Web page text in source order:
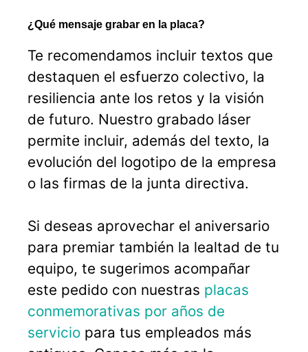
¿Qué mensaje grabar en la placa?
Te recomendamos incluir textos que
destaquen el esfuerzo colectivo, la
resiliencia ante los retos y la visión
de futuro. Nuestro grabado láser
permite incluir, además del texto, la
evolución del logotipo de la empresa
o las firmas de la junta directiva.
Si deseas aprovechar el aniversario
para premiar también la lealtad de tu
equipo, te sugerimos acompañar
este pedido con nuestras placas
conmemorativas por años de
servicio para tus empleados más